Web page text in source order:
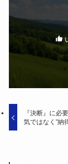
『決断』に必
気ではなく“納